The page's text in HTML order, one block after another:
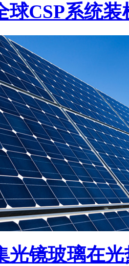
球CSP系统
光镜玻璃在